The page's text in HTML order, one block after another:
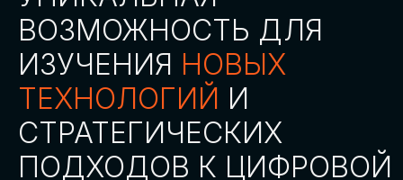
АККРЕДИТАЦИЯ СМИ
СКАЧАТЬ ПРОГРАММУ
СТАТЬ УЧАСТНИКОМ